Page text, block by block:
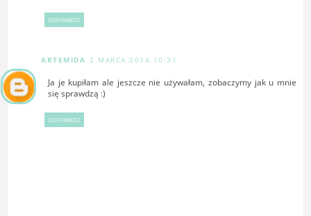
ODPOWIEDZ
ARTEMIDA 2 MARCA 2014 10:31
Ja je kupiłam ale jeszcze nie używałam, zobaczymy jak u mnie
się sprawdzą :)
ODPOWIEDZ